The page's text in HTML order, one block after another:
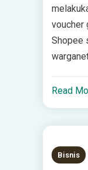
voucher
Shopee
Read
Bisnis